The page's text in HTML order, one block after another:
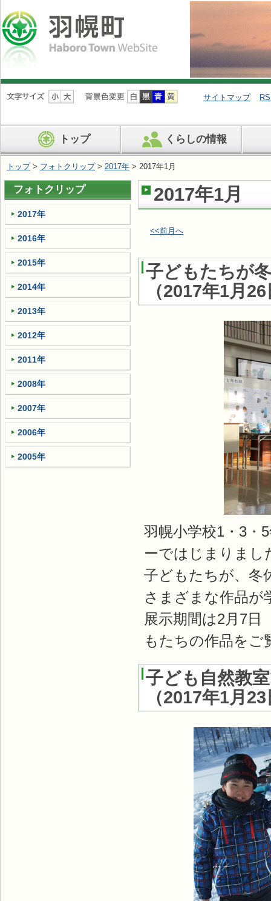
ナ
ビ
ン
を
ば
す
サイトマップ
トップ くらしの情報
トップ> フォトクリップ> 2017年 > 2017年1月
2017年1月
<<前月へ
子どもたちが
（2017年1月26
羽幌小学校1・3・
ーではじまりまし
子どもたちが、冬
さまざまな作品が
展示期間は2月7日
もたちの作品をご
子ども自然教
（2017年1月23
フォトクリップ
2017年
2016年
2015年
2014年
2013年
2012年
2011年
2008年
2007年
2006年
2005年